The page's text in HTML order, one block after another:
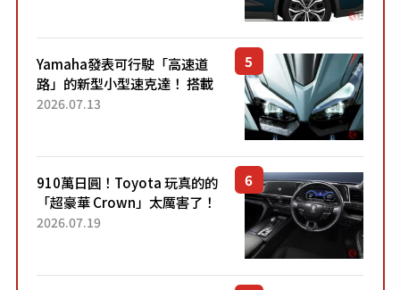
Yamaha發表可行駛「高速道
路」的新型小型速克達！ 搭載
能享受超強勁「渦輪感」的動
2026.07.13
910萬日圓！Toyota 玩真的的
「超豪華 Crown」太厲害了！
採用由「匠人技藝」打造的
2026.07.19